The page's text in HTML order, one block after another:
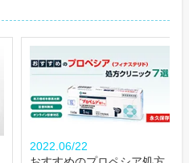
2022.06/22